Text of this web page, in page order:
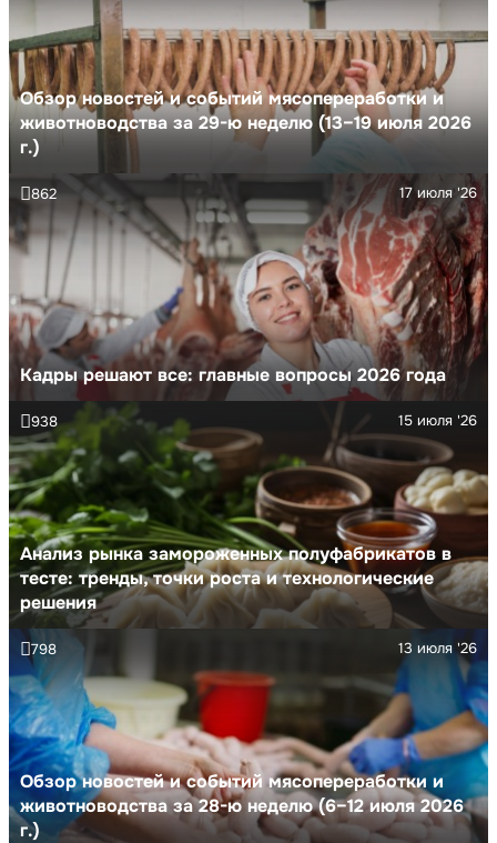
Обзор новостей и событий мясопереработки и
животноводства за 29-ю неделю (13–19 июля 2026
г.)
Кадры решают все: главные вопросы 2026 года
17 июля '26
862
Анализ рынка замороженных полуфабрикатов в
тесте: тренды, точки роста и технологические
решения
15 июля '26
938
Обзор новостей и событий мясопереработки и
животноводства за 28-ю неделю (6–12 июля 2026
г.)
13 июля '26
798